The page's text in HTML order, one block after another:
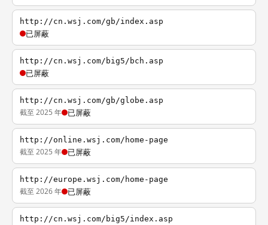
http://cn.wsj.com/gb/index.asp
已屏蔽
http://cn.wsj.com/big5/bch.asp
已屏蔽
http://cn.wsj.com/gb/globe.asp
截至 2025 年 已屏蔽
http://online.wsj.com/home-page
截至 2025 年 已屏蔽
http://europe.wsj.com/home-page
截至 2026 年 已屏蔽
http://cn.wsj.com/big5/index.asp